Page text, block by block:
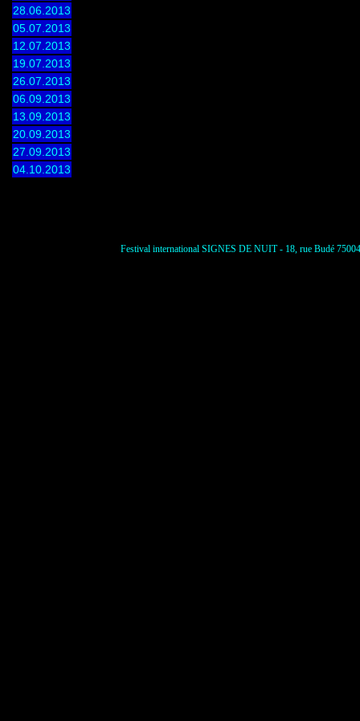
28.06.2013
05.07.2013
12.07.2013
19.07.2013
26.07.2013
06.09.2013
13.09.2013
20.09.2013
27.09.2013
04.10.2013
Festival international SIGNES DE NUIT - 18, rue Budé